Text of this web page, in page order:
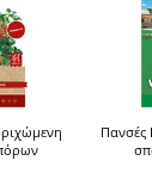
Πανσές